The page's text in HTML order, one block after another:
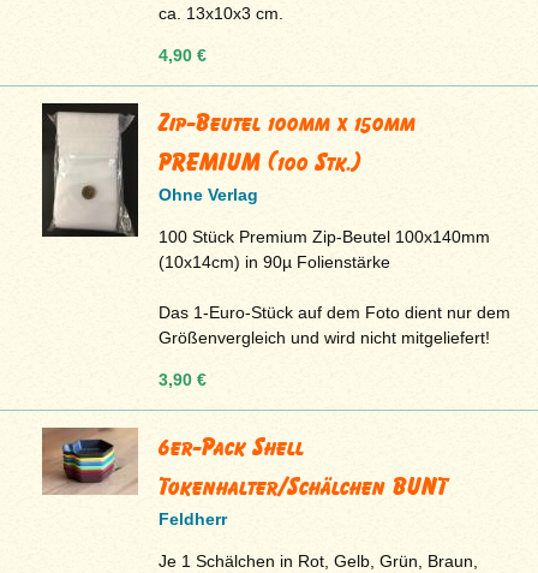
ca. 13x10x3 cm.
4,90 €
Zip-Beutel 100mm x 150mm
PREMIUM (100 Stk.)
Ohne Verlag
100 Stück Premium Zip-Beutel 100x140mm
(10x14cm) in 90µ Folienstärke
Das 1-Euro-Stück auf dem Foto dient nur dem
Größenvergleich und wird nicht mitgeliefert!
3,90 €
6er-Pack Shell
Tokenhalter/Schälchen BUNT
Feldherr
Je 1 Schälchen in Rot, Gelb, Grün, Braun,